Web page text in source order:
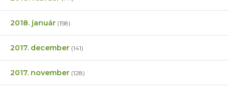
2018. január (158)
2017. december (141)
2017. november (128)